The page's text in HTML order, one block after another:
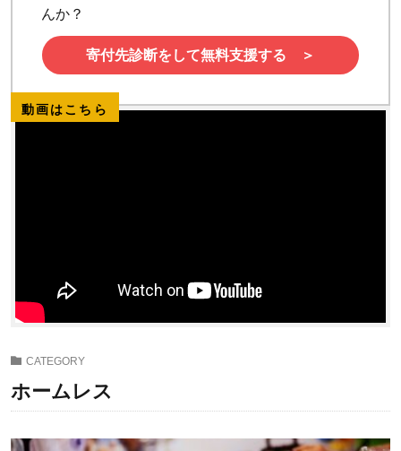
んか？
寄付先診断をして無料支援する ＞
動画はこちら
CATEGORY
ホームレス